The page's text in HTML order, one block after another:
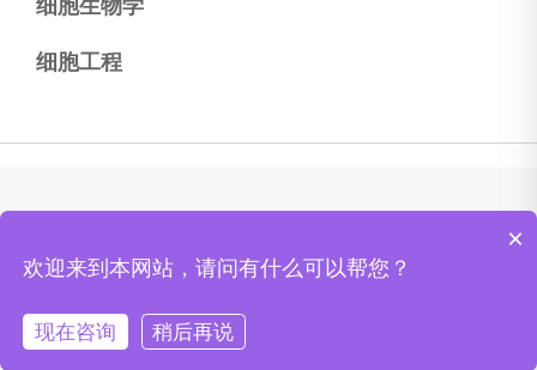
细胞生物学
细胞工程
≡ 产品 ≡ 服务
Copyright© 2024 思泰默（上海）生物科技有限公司 stemrecell.com 保留所有权利，禁止
×
欢迎来到本网站，请问有什么可以帮您？
现在咨询 稍后再说